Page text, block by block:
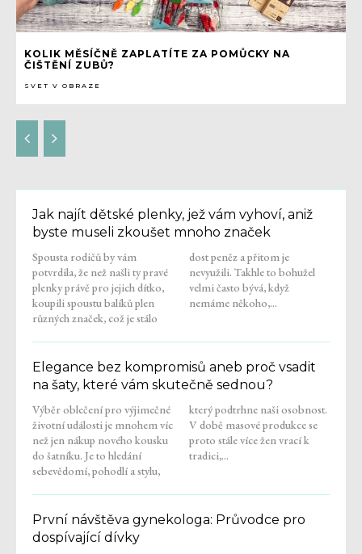
KOLIK MĚSÍČNĚ ZAPLATÍTE ZA POMŮCKY NA
ČIŠTĚNÍ ZUBŮ?
SVET V OBRAZE
Jak najít dětské plenky, jež vám vyhoví, aniž
byste museli zkoušet mnoho značek
Spousta rodičů by vám
potvrdila, že než našli ty pravé
plenky právě pro jejich dítko,
koupili spoustu balíků plen
různých značek, což je stálo
dost peněz a přitom je
nevyužili. Takhle to bohužel
velmi často bývá, když
nemáme někoho,...
Elegance bez kompromisů aneb proč vsadit
na šaty, které vám skutečně sednou?
Výběr oblečení pro výjimečné
životní události je mnohem víc
než jen nákup nového kousku
do šatníku. Je to hledání
sebevědomí, pohodlí a stylu,
který podtrhne naši osobnost.
V době masové produkce se
proto stále více žen vrací k
tradici,...
První návštěva gynekologa: Průvodce pro
dospívající dívky